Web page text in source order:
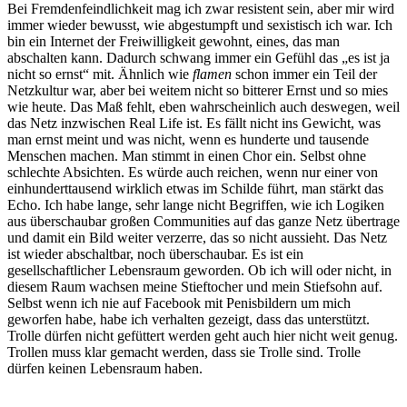
Bei Fremdenfeindlichkeit mag ich zwar resistent sein, aber mir wird
immer wieder bewusst, wie abgestumpft und sexistisch ich war. Ich
bin ein Internet der Freiwilligkeit gewohnt, eines, das man
abschalten kann. Dadurch schwang immer ein Gefühl das „es ist ja
nicht so ernst“ mit. Ähnlich wie flamen schon immer ein Teil der
Netzkultur war, aber bei weitem nicht so bitterer Ernst und so mies
wie heute. Das Maß fehlt, eben wahrscheinlich auch deswegen, weil
das Netz inzwischen Real Life ist. Es fällt nicht ins Gewicht, was
man ernst meint und was nicht, wenn es hunderte und tausende
Menschen machen. Man stimmt in einen Chor ein. Selbst ohne
schlechte Absichten. Es würde auch reichen, wenn nur einer von
einhunderttausend wirklich etwas im Schilde führt, man stärkt das
Echo. Ich habe lange, sehr lange nicht Begriffen, wie ich Logiken
aus überschaubar großen Communities auf das ganze Netz übertrage
und damit ein Bild weiter verzerre, das so nicht aussieht. Das Netz
ist wieder abschaltbar, noch überschaubar. Es ist ein
gesellschaftlicher Lebensraum geworden. Ob ich will oder nicht, in
diesem Raum wachsen meine Stieftocher und mein Stiefsohn auf.
Selbst wenn ich nie auf Facebook mit Penisbildern um mich
geworfen habe, habe ich verhalten gezeigt, dass das unterstützt.
Trolle dürfen nicht gefüttert werden geht auch hier nicht weit genug.
Trollen muss klar gemacht werden, dass sie Trolle sind. Trolle
dürfen keinen Lebensraum haben.